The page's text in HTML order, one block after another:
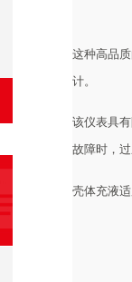
这种高品
计。
该仪表具
故障时，
壳体充液